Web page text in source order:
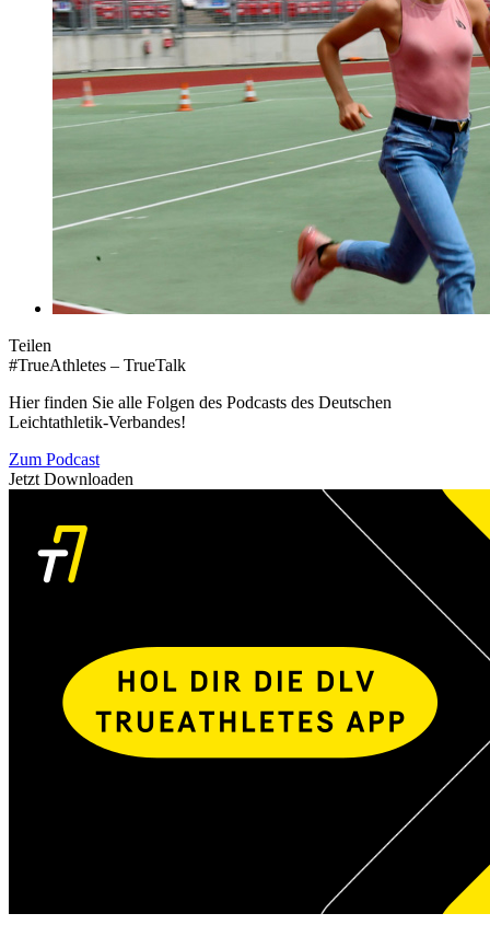
Teilen
#TrueAthletes – TrueTalk
Hier finden Sie alle Folgen des Podcasts des Deutschen
Leichtathletik-Verbandes!
Zum Podcast
Jetzt Downloaden